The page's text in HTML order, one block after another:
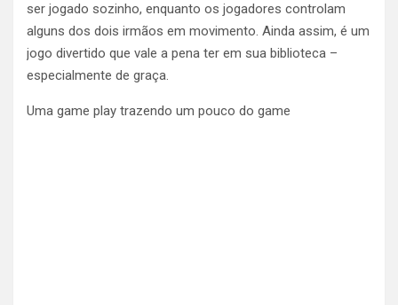
ser jogado sozinho, enquanto os jogadores controlam
alguns dos dois irmãos em movimento. Ainda assim, é um
jogo divertido que vale a pena ter em sua biblioteca –
especialmente de graça.
Uma game play trazendo um pouco do game